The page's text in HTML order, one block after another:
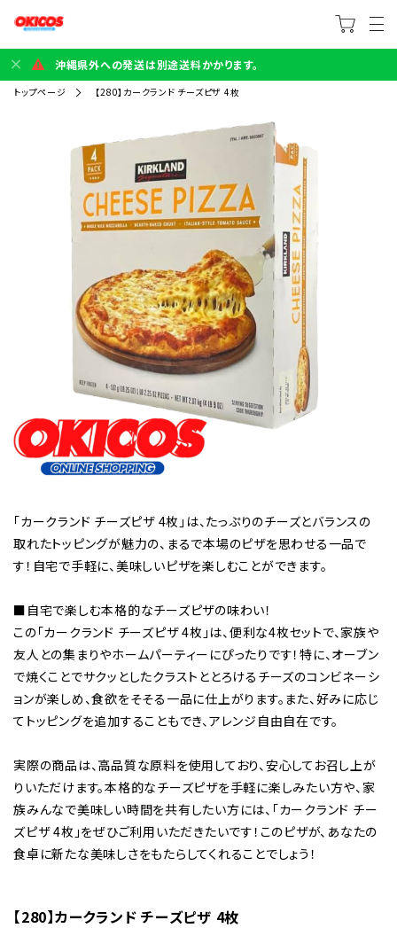
沖縄県外への発送は別途送料かかります。
トップページ 【280】カークランド チーズピザ 4枚
「カークランド チーズピザ 4枚」は、たっぷりのチーズとバランスの
取れたトッピングが魅力の、まるで本場のピザを思わせる一品で
す！自宅で手軽に、美味しいピザを楽しむことができます。
■自宅で楽しむ本格的なチーズピザの味わい！
この「カークランド チーズピザ 4枚」は、便利な4枚セットで、家族や
友人との集まりやホームパーティーにぴったりです！特に、オーブン
で焼くことでサクッとしたクラストととろけるチーズのコンビネーシ
ョンが楽しめ、食欲をそそる一品に仕上がります。また、好みに応じ
てトッピングを追加することもでき、アレンジ自由自在です。
実際の商品は、高品質な原料を使用しており、安心してお召し上が
りいただけます。本格的なチーズピザを手軽に楽しみたい方や、家
族みんなで美味しい時間を共有したい方には、「カークランド チー
ズピザ 4枚」をぜひご利用いただきたいです！このピザが、あなたの
食卓に新たな美味しさをもたらしてくれることでしょう！
【280】カークランド チーズピザ 4枚